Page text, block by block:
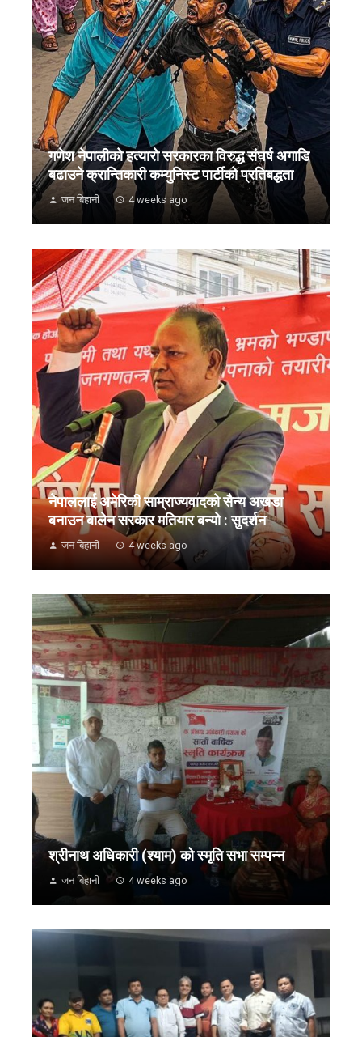
गणेश नेपालीको हत्यारो सरकारका विरुद्ध संघर्ष अगाडि
बढाउने क्रान्तिकारी कम्युनिस्ट पार्टीको प्रतिबद्धता
जन बिहानी 4 weeks ago
नेपाललाई अमेरिकी साम्राज्यवादको सैन्य अखडा
बनाउन बालेन सरकार मतियार बन्यो : सुदर्शन
जन बिहानी 4 weeks ago
श्रीनाथ अधिकारी (श्याम) को स्मृति सभा सम्पन्न
जन बिहानी 4 weeks ago